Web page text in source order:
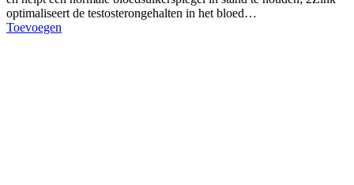
optimaliseert de testosterongehalten in het bloed…
Toevoegen